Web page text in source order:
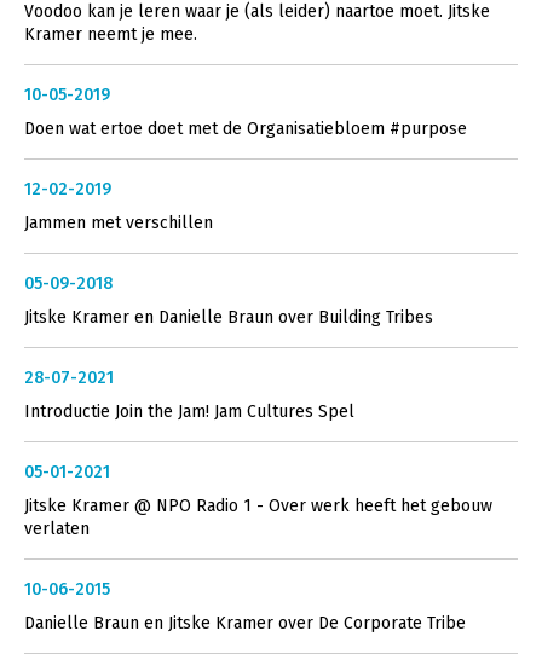
Voodoo kan je leren waar je (als leider) naartoe moet. Jitske
Kramer neemt je mee.
10-05-2019
Doen wat ertoe doet met de Organisatiebloem #purpose
12-02-2019
Jammen met verschillen
05-09-2018
Jitske Kramer en Danielle Braun over Building Tribes
28-07-2021
Introductie Join the Jam! Jam Cultures Spel
05-01-2021
Jitske Kramer @ NPO Radio 1 - Over werk heeft het gebouw
verlaten
10-06-2015
Danielle Braun en Jitske Kramer over De Corporate Tribe